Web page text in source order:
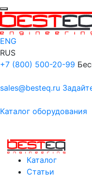
ENG
RUS
+7 (800) 500-20-99
sales@besteq.ru
Каталог оборудования
Каталог
Статьи